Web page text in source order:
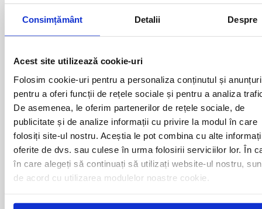
Consimțământ Detalii Despre
Acest site utilizează cookie-uri
Folosim cookie-uri pentru a personaliza conținutul și
pentru a oferi funcții de rețele sociale și pentru a analiza
De asemenea, le oferim partenerilor de rețele sociale, de
publicitate și de analize informații cu privire la modul în care
folosiți site-ul nostru. Aceștia le pot combina cu alte
oferite de dvs. sau culese în urma folosirii serviciilor lor. În
în care alegeți să continuați să utilizați website-ul nostru,
de acord cu utilizarea modulelor noastre cookie.
autocarului atata timp cat acesta se afla in miscare
Curse din Romania catre
Eindhoven:
ACAS
ADJUD
AIUD
ALBA IULIA
ALESD
ALEXANDRIA
BACAU
LUGOJ
MAGLAVIT
MEDGIDIA
MEDIAS
MIZIL
MOINESTI
MOTCA
NUSFALAU